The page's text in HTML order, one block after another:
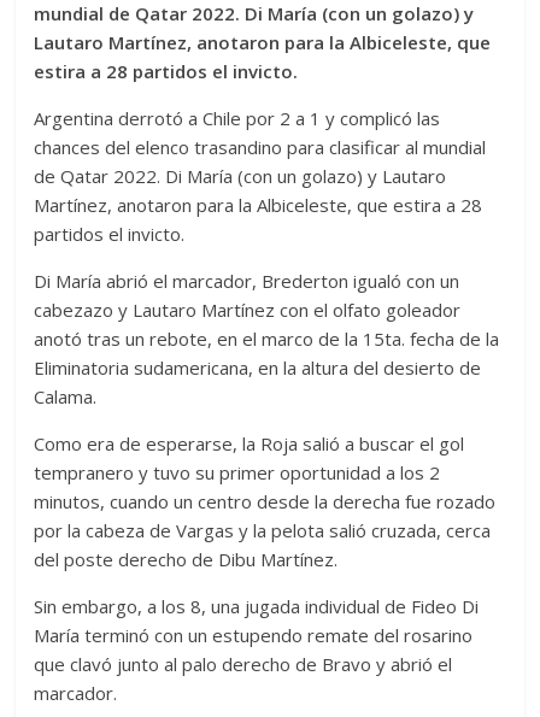
mundial de Qatar 2022. Di María (con un golazo) y
Lautaro Martínez, anotaron para la Albiceleste, que
estira a 28 partidos el invicto.
Argentina derrotó a Chile por 2 a 1 y complicó las
chances del elenco trasandino para clasificar al mundial
de Qatar 2022. Di María (con un golazo) y Lautaro
Martínez, anotaron para la Albiceleste, que estira a 28
partidos el invicto.
Di María abrió el marcador, Brederton igualó con un
cabezazo y Lautaro Martínez con el olfato goleador
anotó tras un rebote, en el marco de la 15ta. fecha de la
Eliminatoria sudamericana, en la altura del desierto de
Calama.
Como era de esperarse, la Roja salió a buscar el gol
tempranero y tuvo su primer oportunidad a los 2
minutos, cuando un centro desde la derecha fue rozado
por la cabeza de Vargas y la pelota salió cruzada, cerca
del poste derecho de Dibu Martínez.
Sin embargo, a los 8, una jugada individual de Fideo Di
María terminó con un estupendo remate del rosarino
que clavó junto al palo derecho de Bravo y abrió el
marcador.